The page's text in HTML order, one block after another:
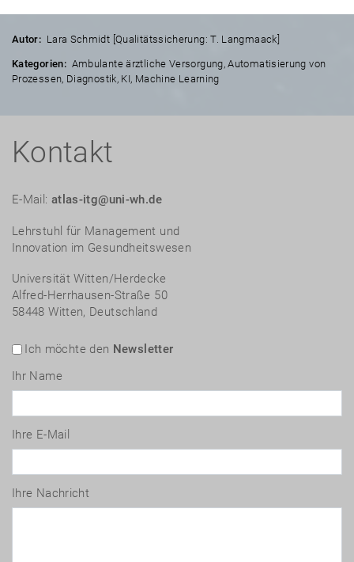
Autor: Lara Schmidt [Qualitätssicherung: T. Langmaack]
Kategorien: Ambulante ärztliche Versorgung,Automatisierung von
Prozessen, Diagnostik, KI, Machine Learning
Kontakt
E-Mail: atlas-itg@uni-wh.de
Lehrstuhl für Management und
Innovation im Gesundheitswesen
Universität Witten/Herdecke
Alfred-Herrhausen-Straße 50
58448 Witten, Deutschland
Ich möchte den Newsletter
Ihr Name
Ihre E-Mail
Ihre Nachricht